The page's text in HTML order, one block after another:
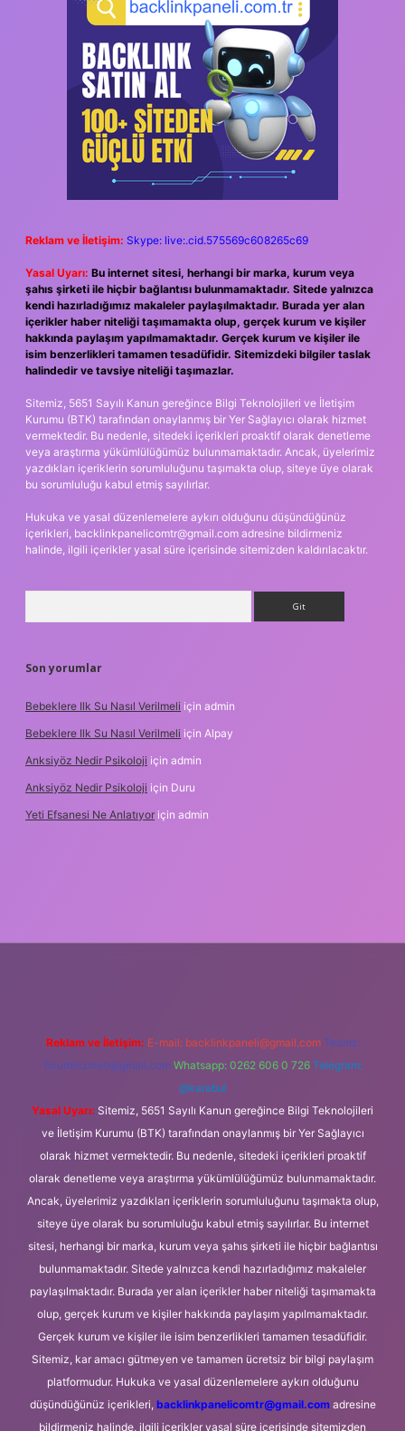
Reklam ve İletişim: Skype: live:.cid.575569c608265c69
Yasal Uyarı: Bu internet sitesi, herhangi bir marka, kurum veya
şahıs şirketi ile hiçbir bağlantısı bulunmamaktadır. Sitede yalnızca
kendi hazırladığımız makaleler paylaşılmaktadır. Burada yer alan
içerikler haber niteliği taşımamakta olup, gerçek kurum ve kişiler
hakkında paylaşım yapılmamaktadır. Gerçek kurum ve kişiler ile
isim benzerlikleri tamamen tesadüfidir. Sitemizdeki bilgiler taslak
halindedir ve tavsiye niteliği taşımazlar.
Sitemiz, 5651 Sayılı Kanun gereğince Bilgi Teknolojileri ve İletişim
Kurumu (BTK) tarafından onaylanmış bir Yer Sağlayıcı olarak hizmet
vermektedir. Bu nedenle, sitedeki içerikleri proaktif olarak denetleme
veya araştırma yükümlülüğümüz bulunmamaktadır. Ancak, üyelerimiz
yazdıkları içeriklerin sorumluluğunu taşımakta olup, siteye üye olarak
bu sorumluluğu kabul etmiş sayılırlar.
Hukuka ve yasal düzenlemelere aykırı olduğunu düşündüğünüz
içerikleri, backlinkpanelicomtr@gmail.com adresine bildirmeniz
halinde, ilgili içerikler yasal süre içerisinde sitemizden kaldırılacaktır.
Son yorumlar
Bebeklere Ilk Su Nasıl Verilmeli için admin
Bebeklere Ilk Su Nasıl Verilmeli için Alpay
Anksiyöz Nedir Psikoloji için admin
Anksiyöz Nedir Psikoloji için Duru
Yeti Efsanesi Ne Anlatıyor için admin
Reklam ve İletişim: E-mail: backlinkpaneli@gmail.com Teams:
forumhizmeti@gmail.com Whatsapp: 0262 606 0 726 Telegram:
@karabul
Yasal Uyarı: Sitemiz, 5651 Sayılı Kanun gereğince Bilgi Teknolojileri
ve İletişim Kurumu (BTK) tarafından onaylanmış bir Yer Sağlayıcı
olarak hizmet vermektedir. Bu nedenle, sitedeki içerikleri proaktif
olarak denetleme veya araştırma yükümlülüğümüz bulunmamaktadır.
Ancak, üyelerimiz yazdıkları içeriklerin sorumluluğunu taşımakta olup,
siteye üye olarak bu sorumluluğu kabul etmiş sayılırlar. Bu internet
sitesi, herhangi bir marka, kurum veya şahıs şirketi ile hiçbir bağlantısı
bulunmamaktadır. Sitede yalnızca kendi hazırladığımız makaleler
paylaşılmaktadır. Burada yer alan içerikler haber niteliği taşımamakta
olup, gerçek kurum ve kişiler hakkında paylaşım yapılmamaktadır.
Gerçek kurum ve kişiler ile isim benzerlikleri tamamen tesadüfidir.
Sitemiz, kar amacı gütmeyen ve tamamen ücretsiz bir bilgi paylaşım
platformudur. Hukuka ve yasal düzenlemelere aykırı olduğunu
düşündüğünüz içerikleri, backlinkpanelicomtr@gmail.comadresine
bildirmeniz halinde, ilgili içerikler yasal süre içerisinde sitemizden